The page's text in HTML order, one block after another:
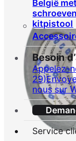
Besoin
Appelez-
29)
nous sur
Service